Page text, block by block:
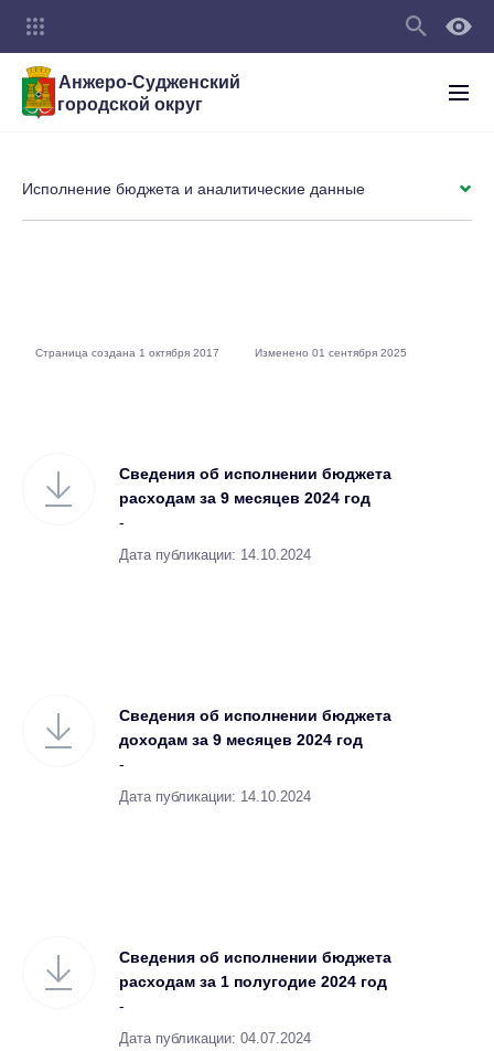
Анжеро-Судженский
городской округ
Сведения об исполнении бюджета
расходам за 9 месяцев 2024 год
-
Дата публикации: 14.10.2024
Сведения об исполнении бюджета
доходам за 9 месяцев 2024 год
-
Дата публикации: 14.10.2024
Сведения об исполнении бюджета
расходам за 1 полугодие 2024 год
-
Дата публикации: 04.07.2024
Исполнение бюджета и аналитические данные
Страница создана 1 октября 2017 Изменено 01 сентября 2025